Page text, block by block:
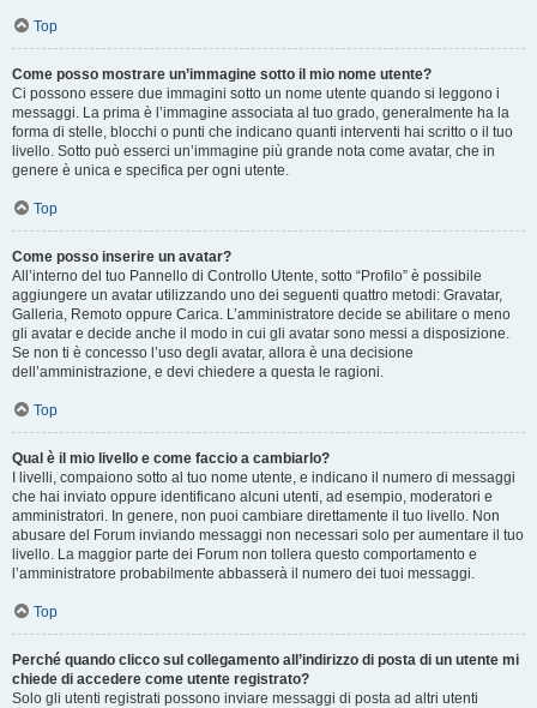
Top
Come posso mostrare un’immagine sotto il mio nome utente?
Ci possono essere due immagini sotto un nome utente quando si leggono i
messaggi. La prima è l’immagine associata al tuo grado, generalmente ha la
forma di stelle, blocchi o punti che indicano quanti interventi hai scritto o il tuo
livello. Sotto può esserci un’immagine più grande nota come avatar, che in
genere è unica e specifica per ogni utente.
Top
Come posso inserire un avatar?
All’interno del tuo Pannello di Controllo Utente, sotto “Profilo” è possibile
aggiungere un avatar utilizzando uno dei seguenti quattro metodi: Gravatar,
Galleria, Remoto oppure Carica. L’amministratore decide se abilitare o meno
gli avatar e decide anche il modo in cui gli avatar sono messi a disposizione.
Se non ti è concesso l’uso degli avatar, allora è una decisione
dell’amministrazione, e devi chiedere a questa le ragioni.
Top
Qual è il mio livello e come faccio a cambiarlo?
I livelli, compaiono sotto al tuo nome utente, e indicano il numero di messaggi
che hai inviato oppure identificano alcuni utenti, ad esempio, moderatori e
amministratori. In genere, non puoi cambiare direttamente il tuo livello. Non
abusare del Forum inviando messaggi non necessari solo per aumentare il tuo
livello. La maggior parte dei Forum non tollera questo comportamento e
l’amministratore probabilmente abbasserà il numero dei tuoi messaggi.
Top
Perché quando clicco sul collegamento all’indirizzo di posta di un utente mi
chiede di accedere come utente registrato?
Solo gli utenti registrati possono inviare messaggi di posta ad altri utenti